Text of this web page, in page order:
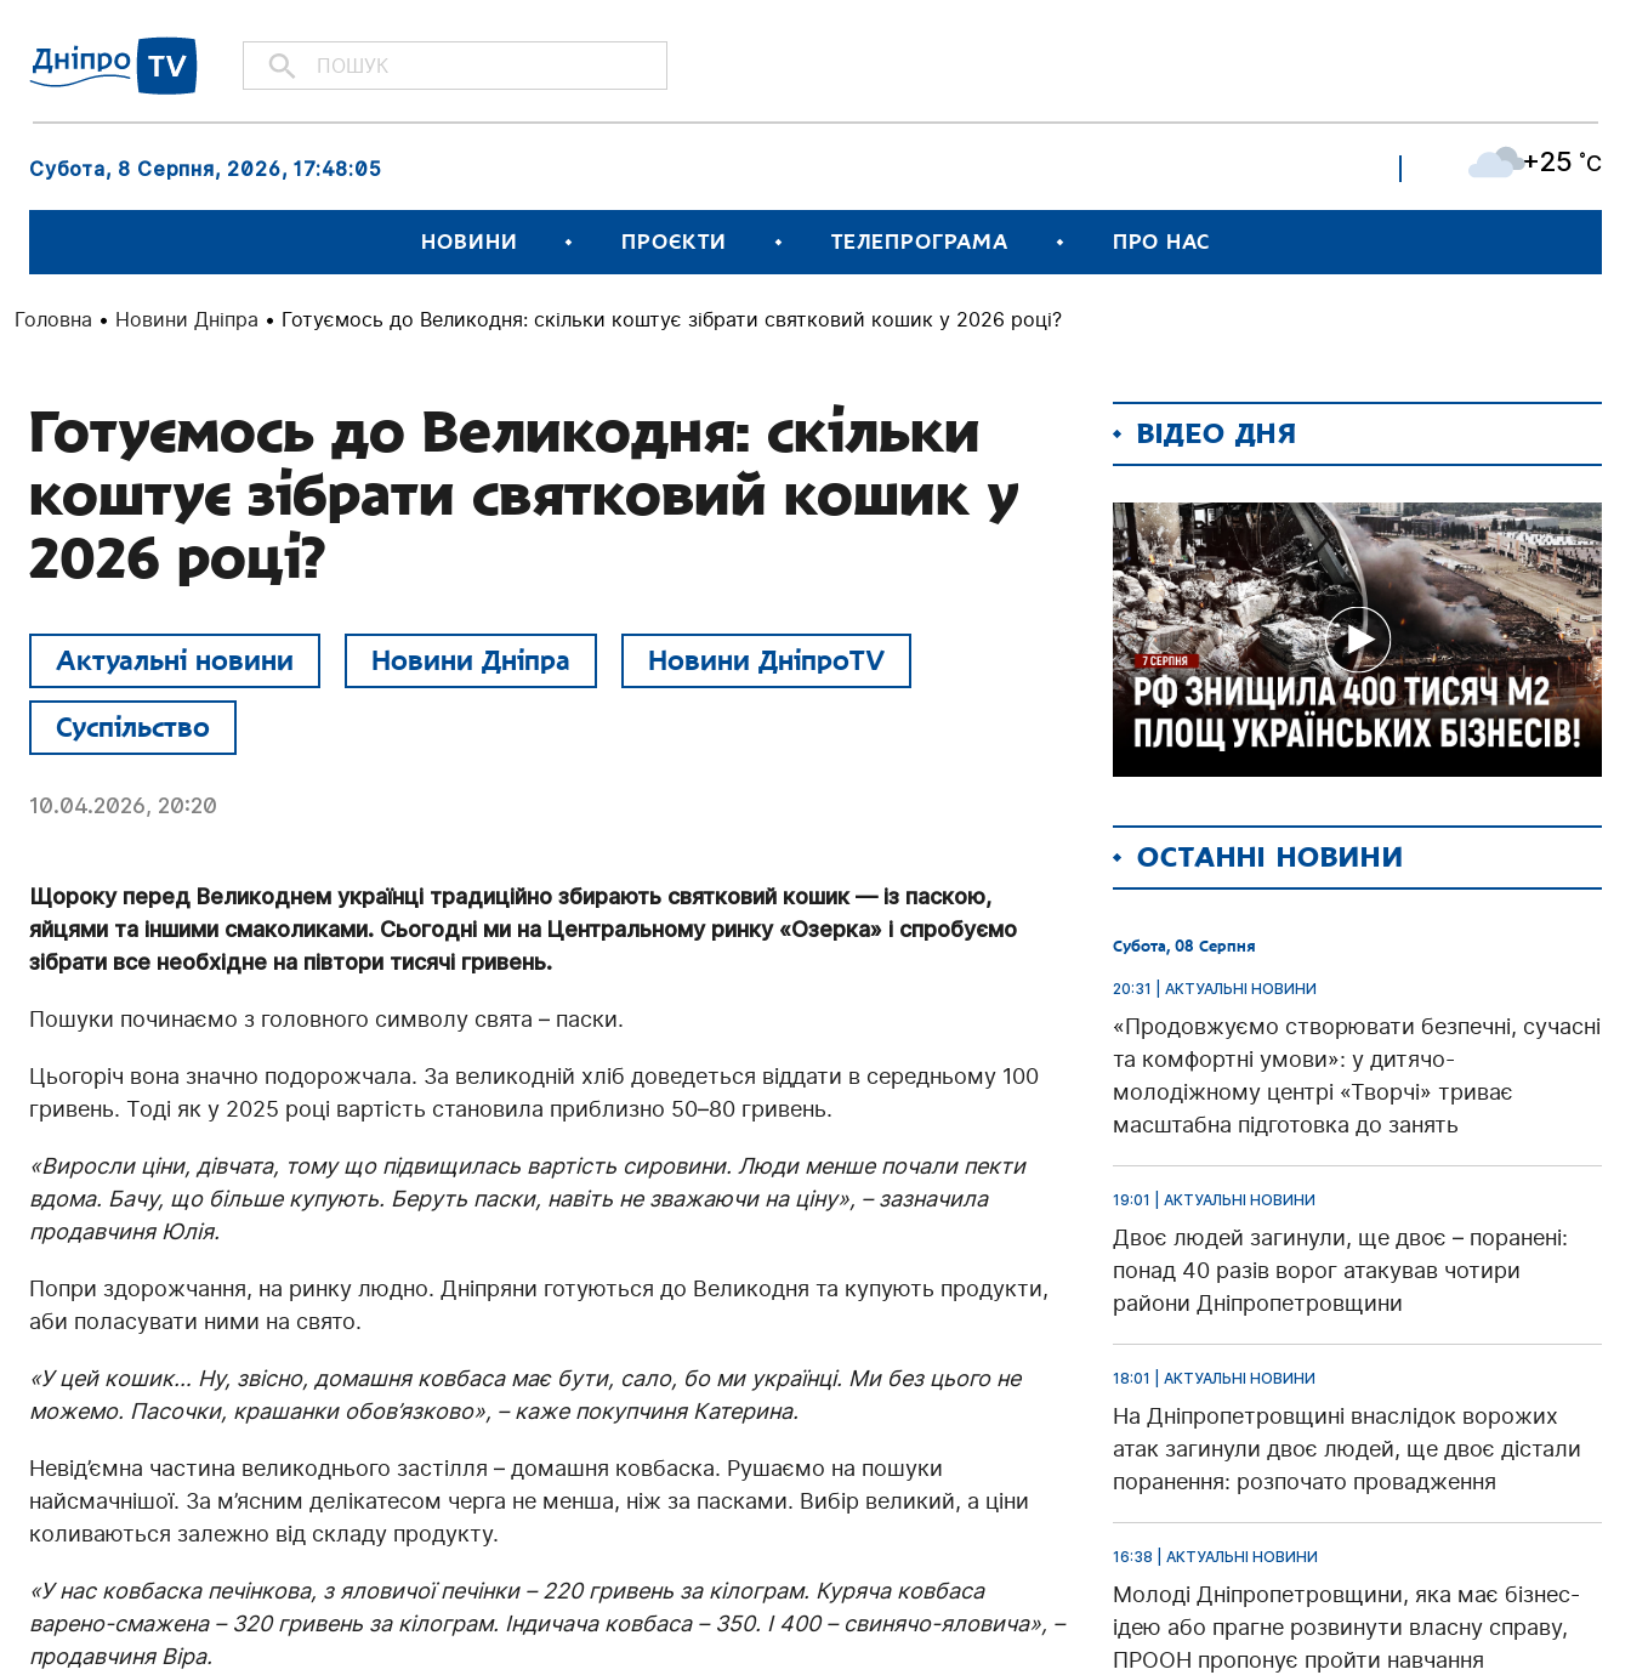
Субота, 8 Серпня, 2026, 17:48:06 +25 ˚C
НОВИНИ ПРОЄКТИ ТЕЛЕПРОГРАМА ПРО НАС
Головна • Новини Дніпра • Готуємось до Великодня: скільки коштує зібрати святковий кошик у 2026 році?
Готуємось до Великодня: скільки
коштує зібрати святковий кошик у
2026 році?
Актуальні новини Новини Дніпра Новини ДніпроTV
Суспільство
10.04.2026, 20:20
Щороку перед Великоднем українці традиційно збирають святковий кошик — із паскою,
яйцями та іншими смаколиками. Сьогодні ми на Центральному ринку «Озерка» і спробуємо
зібрати все необхідне на півтори тисячі гривень.
Пошуки починаємо з головного символу свята – паски.
Цьогоріч вона значно подорожчала. За великодній хліб доведеться віддати в середньому 100
гривень. Тоді як у 2025 році вартість становила приблизно 50–80 гривень.
«Виросли ціни, дівчата, тому що підвищилась вартість сировини. Люди менше почали пекти
вдома. Бачу, що більше купують. Беруть паски, навіть не зважаючи на ціну», – зазначила
продавчиня Юлія.
Попри здорожчання, на ринку людно. Дніпряни готуються до Великодня та купують продукти,
аби поласувати ними на свято.
«У цей кошик… Ну, звісно, домашня ковбаса має бути, сало, бо ми українці. Ми без цього не
можемо. Пасочки, крашанки обов’язково», – каже покупчиня Катерина.
Невід’ємна частина великоднього застілля – домашня ковбаска. Рушаємо на пошуки
найсмачнішої. За м’ясним делікатесом черга не менша, ніж за пасками. Вибір великий, а ціни
коливаються залежно від складу продукту.
«У нас ковбаска печінкова, з яловичої печінки – 220 гривень за кілограм. Куряча ковбаса
варено-смажена – 320 гривень за кілограм. Індичача ковбаса – 350. І 400 – свинячо-яловича», –
продавчиня Віра.
ВІДЕО ДНЯ
ОСТАННІ НОВИНИ
Субота, 08 Серпня
20:31 | АКТУАЛЬНІ НОВИНИ
«Продовжуємо створювати безпечні, сучасні
та комфортні умови»: у дитячо-
молодіжному центрі «Творчі» триває
масштабна підготовка до занять
19:01 | АКТУАЛЬНІ НОВИНИ
Двоє людей загинули, ще двоє – поранені:
понад 40 разів ворог атакував чотири
райони Дніпропетровщини
18:01 | АКТУАЛЬНІ НОВИНИ
На Дніпропетровщині внаслідок ворожих
атак загинули двоє людей, ще двоє дістали
поранення: розпочато провадження
16:38 | АКТУАЛЬНІ НОВИНИ
Молоді Дніпропетровщини, яка має бізнес-
ідею або прагне розвинути власну справу,
ПРООН пропонує пройти навчання